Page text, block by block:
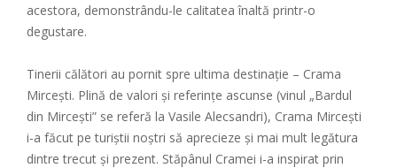
acestora, demonstrându-le calitatea înaltă printr-o
degustare.
Tinerii călători au pornit spre ultima destinație – Crama
Mircești. Plină de valori și referințe ascunse (vinul „Bardul
din Mircești” se referă la Vasile Alecsandri), Crama Mircești
i-a făcut pe turiștii noștri să aprecieze și mai mult legătura
dintre trecut și prezent. Stăpânul Cramei i-a inspirat prin